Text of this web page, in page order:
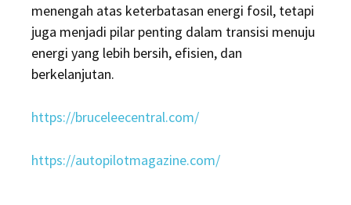
menengah atas keterbatasan energi fosil, tetapi
juga menjadi pilar penting dalam transisi menuju
energi yang lebih bersih, efisien, dan
berkelanjutan.
https://bruceleecentral.com/
https://autopilotmagazine.com/